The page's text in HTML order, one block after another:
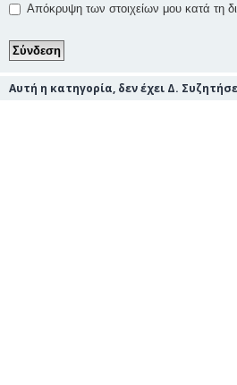
Απόκρυψη των στοιχείων μου κατά τη
Αυτή η κατηγορία, δεν έχει Δ.